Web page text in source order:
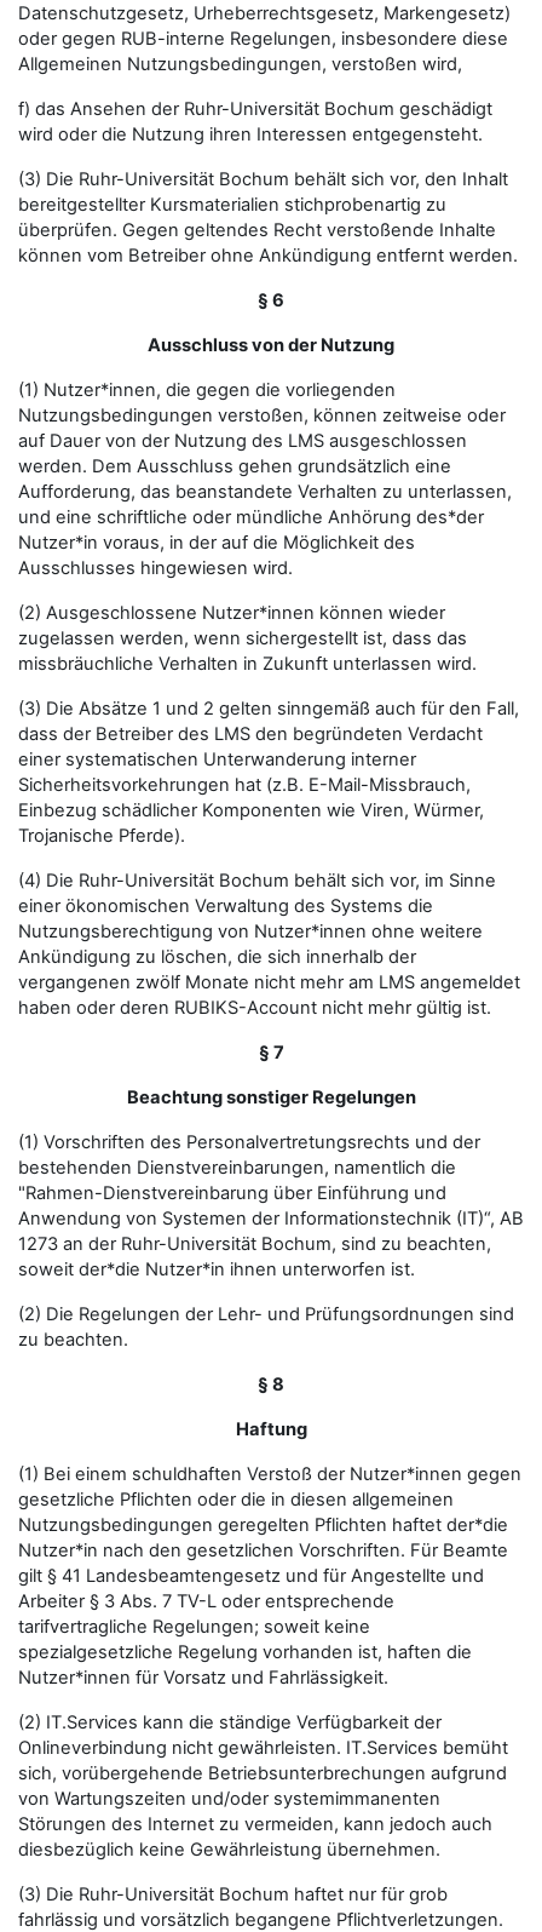
Datenschutzgesetz, Urheberrechtsgesetz, Markengesetz)
oder gegen RUB-interne Regelungen, insbesondere diese
Allgemeinen Nutzungsbedingungen, verstoßen wird,
f) das Ansehen der Ruhr-Universität Bochum geschädigt
wird oder die Nutzung ihren Interessen entgegensteht.
(3) Die Ruhr-Universität Bochum behält sich vor, den Inhalt
bereitgestellter Kursmaterialien stichprobenartig zu
überprüfen. Gegen geltendes Recht verstoßende Inhalte
können vom Betreiber ohne Ankündigung entfernt werden.
§ 6
Ausschluss von der Nutzung
(1) Nutzer*innen, die gegen die vorliegenden
Nutzungsbedingungen verstoßen, können zeitweise oder
auf Dauer von der Nutzung des LMS ausgeschlossen
werden. Dem Ausschluss gehen grundsätzlich eine
Aufforderung, das beanstandete Verhalten zu unterlassen,
und eine schriftliche oder mündliche Anhörung des*der
Nutzer*in voraus, in der auf die Möglichkeit des
Ausschlusses hingewiesen wird.
(2) Ausgeschlossene Nutzer*innen können wieder
zugelassen werden, wenn sichergestellt ist, dass das
missbräuchliche Verhalten in Zukunft unterlassen wird.
(3) Die Absätze 1 und 2 gelten sinngemäß auch für den Fall,
dass der Betreiber des LMS den begründeten Verdacht
einer systematischen Unterwanderung interner
Sicherheitsvorkehrungen hat (z.B. E-Mail-Missbrauch,
Einbezug schädlicher Komponenten wie Viren, Würmer,
Trojanische Pferde).
(4) Die Ruhr-Universität Bochum behält sich vor, im Sinne
einer ökonomischen Verwaltung des Systems die
Nutzungsberechtigung von Nutzer*innen ohne weitere
Ankündigung zu löschen, die sich innerhalb der
vergangenen zwölf Monate nicht mehr am LMS angemeldet
haben oder deren RUBIKS-Account nicht mehr gültig ist.
§ 7
Beachtung sonstiger Regelungen
(1) Vorschriften des Personalvertretungsrechts und der
bestehenden Dienstvereinbarungen, namentlich die
"Rahmen-Dienstvereinbarung über Einführung und
Anwendung von Systemen der Informationstechnik (IT)“, AB
1273 an der Ruhr-Universität Bochum, sind zu beachten,
soweit der*die Nutzer*in ihnen unterworfen ist.
(2) Die Regelungen der Lehr- und Prüfungsordnungen sind
zu beachten.
§ 8
Haftung
(1) Bei einem schuldhaften Verstoß der Nutzer*innen gegen
gesetzliche Pflichten oder die in diesen allgemeinen
Nutzungsbedingungen geregelten Pflichten haftet der*die
Nutzer*in nach den gesetzlichen Vorschriften. Für Beamte
gilt § 41 Landesbeamtengesetz und für Angestellte und
Arbeiter § 3 Abs. 7 TV-L oder entsprechende
tarifvertragliche Regelungen; soweit keine
spezialgesetzliche Regelung vorhanden ist, haften die
Nutzer*innen für Vorsatz und Fahrlässigkeit.
(2) IT.Services kann die ständige Verfügbarkeit der
Onlineverbindung nicht gewährleisten. IT.Services bemüht
sich, vorübergehende Betriebsunterbrechungen aufgrund
von Wartungszeiten und/oder systemimmanenten
Störungen des Internet zu vermeiden, kann jedoch auch
diesbezüglich keine Gewährleistung übernehmen.
(3) Die Ruhr-Universität Bochum haftet nur für grob
fahrlässig und vorsätzlich begangene Pflichtverletzungen.